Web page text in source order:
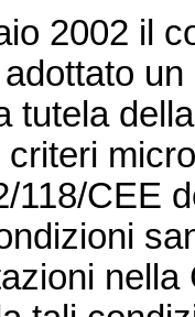
2002 il
adottato
tutela
118/CEE